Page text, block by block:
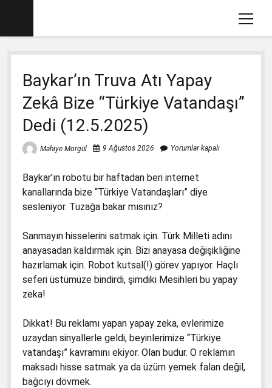
menüyü
Ana sayfa
Mahiye MORGÜL Kimdir
Köşe Yazılarım
Eğitim İle İlgili Videolar
Dava Açtığımız Kitaplar (2012-2017) menüyü
1. Sınıf Matematik Kitabında Gördüklerim
1. Sınıf Okuma Yazma Kitabında Gördüklerim
2. Sınıf İngilizce Kitabında 3 Gözlü Canavar
2. Sınıf Müzik Kitabında Müzik Yanlışları
3. Sınıf Hayat Bilgisi Kitabında Gördüğüm
6. Sınıf Hz. Muhammed’in Hayatı
6. Sınıf Kuran-ı Kerim Ders Kitabı
2016-2017 Türkçe 4 Kitabının Kapağında
Basın Savcılığına Yazılı İfadem menüyü
aç
Türkçe-1 için Başsavcılığa Suç Duyurusu
İfademin Tamamı 10/11/2017
Ders Kitaplarına Açılan Davalar
1. Sınıf Çalışma Kitaplarında Pedagojik
Yanlışlara Dava
1. Sınıf Hayat Bilgisi Dava Dilekçesi
1. Sınıf Türkçe Kitapları Dava Dilekçesi
2. Sınıf İngilizce Çalışma Kitabı Dava Dilekçesi
4. Sınıf Türkçe Dava Dilekçesi
Baykar’ın Truva Atı Yapay
Zekâ Bize “Türkiye Vatandaşı”
Dedi (12.5.2025)
Mahiye Morgül 9 Ağustos 2026 Yorumlar kapalı
Baykar’ın robotu bir haftadan beri internet
kanallarında bize “Türkiye Vatandaşları” diye
sesleniyor. Tuzağa bakar mısınız?
Sanmayın hisselerini satmak için. Türk Milleti adını
anayasadan kaldırmak için. Bizi anayasa değişikliğine
hazırlamak için. Robot kutsal(!) görev yapıyor. Haçlı
seferi üstümüze bindirdi, şimdiki Mesihleri bu yapay
zeka!
Dikkat! Bu reklamı yapan yapay zeka, evlerimize
uzaydan sinyallerle geldi, beyinlerimize “Türkiye
vatandaşı” kavramını ekiyor. Olan budur. O reklamın
maksadı hisse satmak ya da üzüm yemek falan değil,
bağcıyı dövmek.